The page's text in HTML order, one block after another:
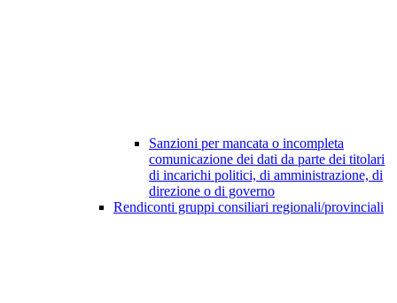
Sanzioni per mancata o incompleta
comunicazione dei dati da parte dei titolari
di incarichi politici, di amministrazione, di
direzione o di governo
Rendiconti gruppi consiliari regionali/provinciali